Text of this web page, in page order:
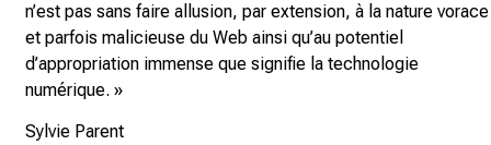
n’est pas sans faire allusion, par extension, à la nature vorace
et parfois malicieuse du Web ainsi qu’au potentiel
d’appropriation immense que signifie la technologie
numérique. »
Sylvie Parent